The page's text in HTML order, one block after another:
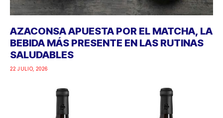
AZACONSA APUESTA POR EL MATCHA, LA
BEBIDA MÁS PRESENTE EN LAS RUTINAS
SALUDABLES
22 JULIO, 2026